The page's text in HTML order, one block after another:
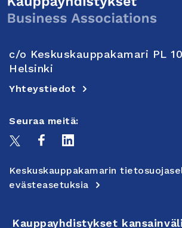
c/o Keskuskauppakamari PL
Helsinki
Yhteystiedot
Seuraa meitä:
Keskuskauppakamarin
evästeasetuksia
Kauppayhdistykset